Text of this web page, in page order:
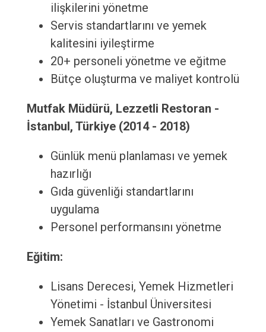
ilişkilerini yönetme
Servis standartlarını ve yemek
kalitesini iyileştirme
20+ personeli yönetme ve eğitme
Bütçe oluşturma ve maliyet kontrolü
Mutfak Müdürü, Lezzetli Restoran -
İstanbul, Türkiye (2014 - 2018)
Günlük menü planlaması ve yemek
hazırlığı
Gıda güvenliği standartlarını
uygulama
Personel performansını yönetme
Eğitim:
Lisans Derecesi, Yemek Hizmetleri
Yönetimi - İstanbul Üniversitesi
Yemek Sanatları ve Gastronomi